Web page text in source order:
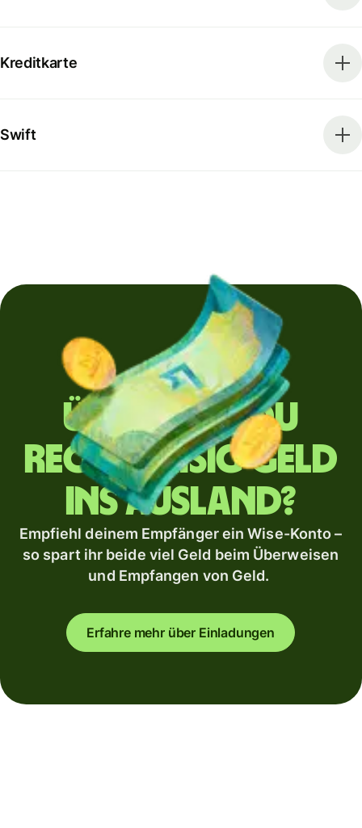
Kreditkarte
Swift
Überweist du
regelmäßig Geld
ins Ausland?
Empfiehl deinem Empfänger ein Wise-Konto –
so spart ihr beide viel Geld beim Überweisen
und Empfangen von Geld.
Erfahre mehr über Einladungen